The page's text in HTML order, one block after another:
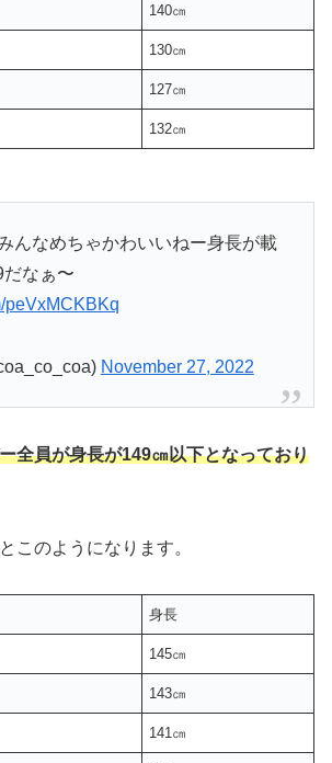
140㎝
130㎝
127㎝
132㎝
んなめちゃかわいいねー身長が載
なぁ〜
peVxMCKBKq
November 27, 2022
全員が身長が149㎝以下となっており
このようになります。
身長
145㎝
143㎝
141㎝